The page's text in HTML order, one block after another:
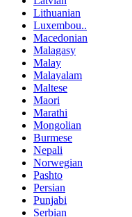
Lithuanian
Luxembou..
Macedonian
Malagasy
Malay
Malayalam
Maltese
Maori
Marathi
Mongolian
Burmese
Nepali
Norwegian
Pashto
Persian
Punjabi
Serbian